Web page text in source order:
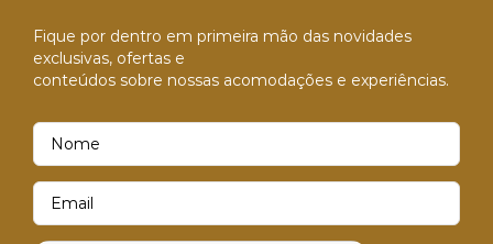
Fique por dentro em primeira mão das novidades
exclusivas, ofertas e
conteúdos sobre nossas acomodações e experiências.